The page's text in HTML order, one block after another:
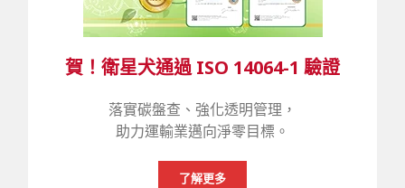
賀！衛星犬通過 ISO 14064-1 驗證
落實碳盤查、強化透明管理，
助力運輸業邁向淨零目標。
了解更多